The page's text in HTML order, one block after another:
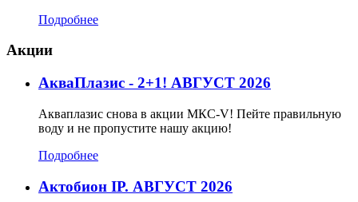
Подробнее
Акции
АкваПлазис - 2+1! АВГУСТ 2026
Акваплазис снова в акции МКС-V! Пейте правильную
воду и не пропустите нашу акцию!
Подробнее
Актобион IP. АВГУСТ 2026